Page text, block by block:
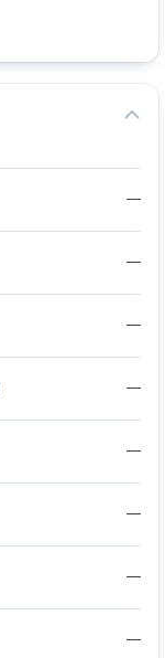
—
—
—
—
—
—
—
—